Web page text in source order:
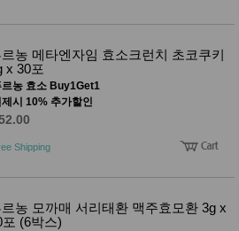
르농 메타엔자임 효소크런치 초코쿠키
x 30포
르농 효소 Buy1Get1
제시 10% 추가할인
Shipping
르농 모까매 서리태환 맥주효모환 3g x
포 (6박스)